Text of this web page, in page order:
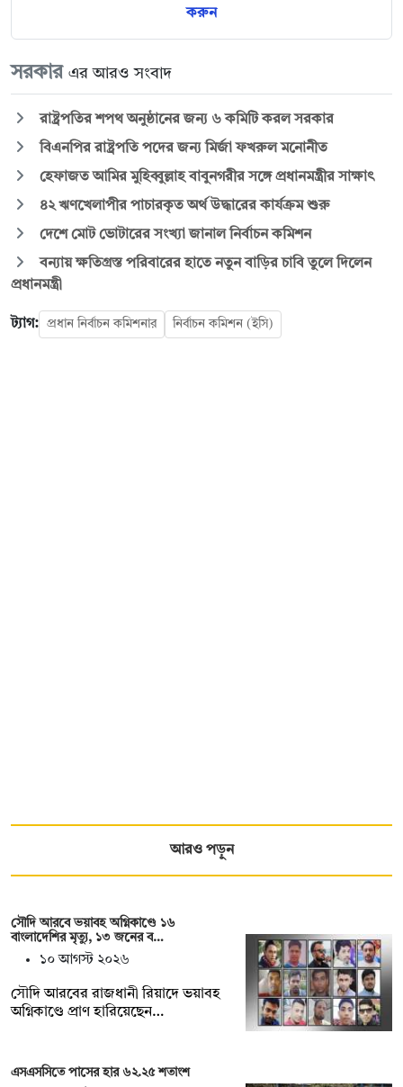
করুন
সরকার এর আরও সংবাদ
রাষ্ট্রপতির শপথ অনুষ্ঠানের জন্য ৬ কমিটি করল সরকার
বিএনপির রাষ্ট্রপতি পদের জন্য মির্জা ফখরুল মনোনীত
হেফাজত আমির মুহিব্বুল্লাহ বাবুনগরীর সঙ্গে প্রধানমন্ত্রীর সাক্ষাৎ
৪২ ঋণখেলাপীর পাচারকৃত অর্থ উদ্ধারের কার্যক্রম শুরু
দেশে মোট ভোটারের সংখ্যা জানাল নির্বাচন কমিশন
বন্যায় ক্ষতিগ্রস্ত পরিবারের হাতে নতুন বাড়ির চাবি তুলে দিলেন
প্রধানমন্ত্রী
ট্যাগ: প্রধান নির্বাচন কমিশনার নির্বাচন কমিশন (ইসি)
আরও পড়ুন
সৌদি আরবে ভয়াবহ অগ্নিকাণ্ডে ১৬
বাংলাদেশির মৃত্যু, ১৩ জনের ব…
১০ আগস্ট ২০২৬
সৌদি আরবের রাজধানী রিয়াদে ভয়াবহ
অগ্নিকাণ্ডে প্রাণ হারিয়েছেন…
এসএসসিতে পাসের হার ৬২.২৫ শতাংশ